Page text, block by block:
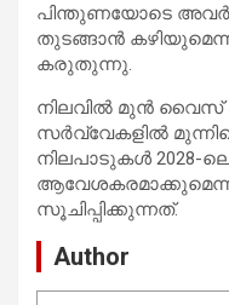
പിന്തുണയോടെ
തുടങ്ങാൻ കഴിയുമെന്ന്
കരുതുന്നു.
നിലവിൽ മുൻ വൈസ്
സർവ്വേകളിൽ
നിലപാടുകൾ
സൂചിപ്പിക്കുന്നത്.
Author